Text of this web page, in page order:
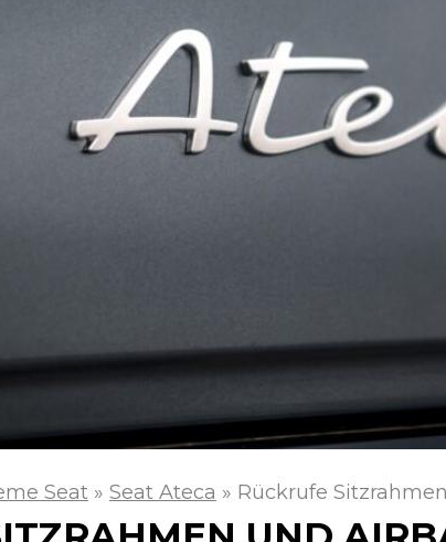
Seat » Seat Ateca » Rückrufe